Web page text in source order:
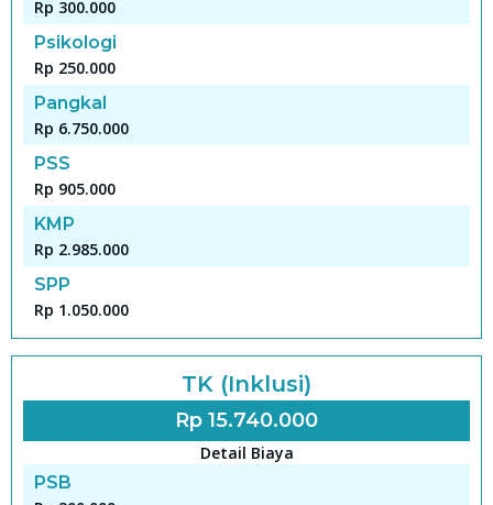
Rp 300.000
Psikologi
Rp 250.000
Pangkal
Rp 6.750.000
PSS
Rp 905.000
KMP
Rp 2.985.000
SPP
Rp 1.050.000
TK (Inklusi)
Rp 15.740.000
Detail Biaya
PSB